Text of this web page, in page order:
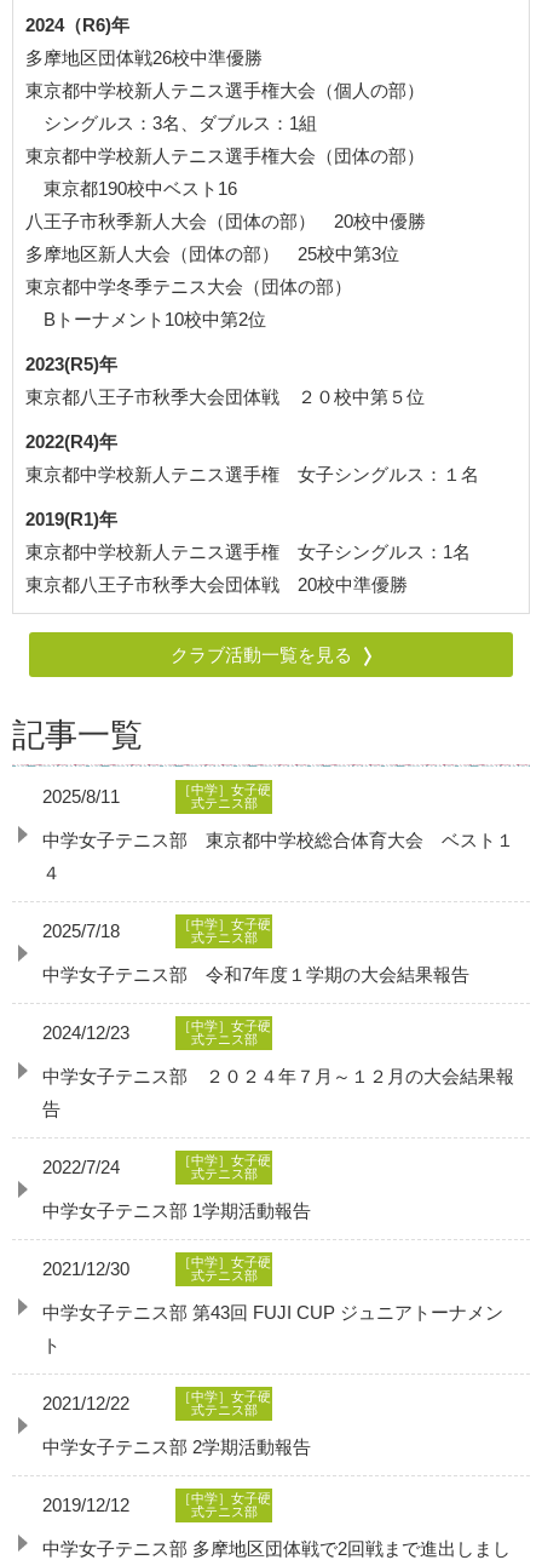
2024（R6)年
多摩地区団体戦26校中準優勝
東京都中学校新人テニス選手権大会（個人の部）
シングルス：3名、ダブルス：1組
東京都中学校新人テニス選手権大会（団体の部）
東京都190校中ベスト16
八王子市秋季新人大会（団体の部） 20校中優勝
多摩地区新人大会（団体の部） 25校中第3位
東京都中学冬季テニス大会（団体の部）
Bトーナメント10校中第2位
2023(R5)年
東京都八王子市秋季大会団体戦 ２０校中第５位
2022(R4)年
東京都中学校新人テニス選手権 女子シングルス：１名
2019(R1)年
東京都中学校新人テニス選手権 女子シングルス：1名
東京都八王子市秋季大会団体戦 20校中準優勝
クラブ活動一覧を見る
記事一覧
2025/8/11
［中学］女子硬
式テニス部
中学女子テニス部 東京都中学校総合体育大会 ベスト１
４
2025/7/18
［中学］女子硬
式テニス部
中学女子テニス部 令和7年度１学期の大会結果報告
2024/12/23
［中学］女子硬
式テニス部
中学女子テニス部 ２０２４年７月～１２月の大会結果報
告
2022/7/24
［中学］女子硬
式テニス部
中学女子テニス部 1学期活動報告
2021/12/30
［中学］女子硬
式テニス部
中学女子テニス部 第43回 FUJI CUP ジュニアトーナメン
ト
2021/12/22
［中学］女子硬
式テニス部
中学女子テニス部 2学期活動報告
2019/12/12
［中学］女子硬
式テニス部
中学女子テニス部 多摩地区団体戦で2回戦まで進出しまし